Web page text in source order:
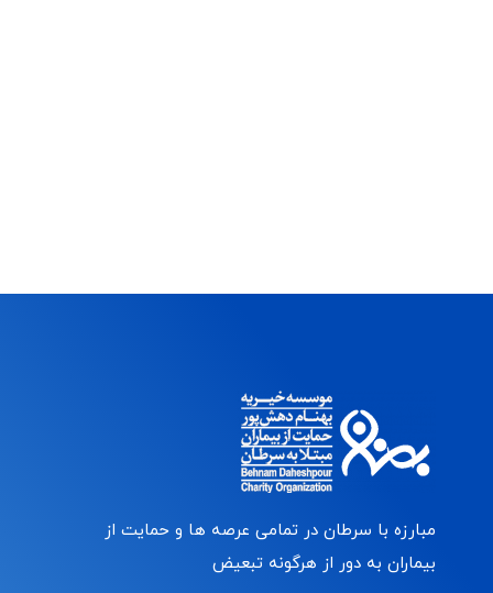
مبارزه با سرطان در تمامی عرصه ها و حمایت از
بیماران به دور از هرگونه تبعیض